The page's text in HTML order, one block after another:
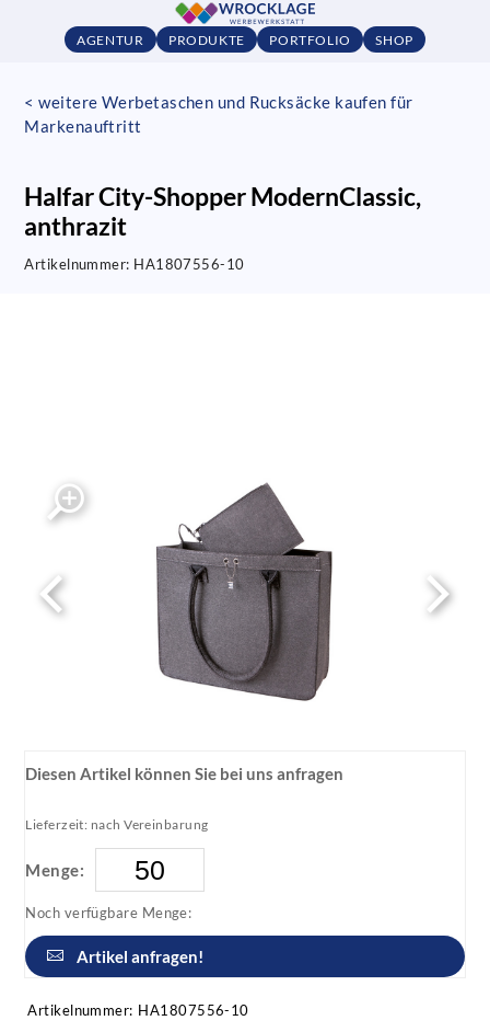
AGENTUR PRODUKTE PORTFOLIO SHOP
< weitere Werbetaschen und Rucksäcke kaufen für
Markenauftritt
Halfar City-Shopper ModernClassic,
anthrazit
Artikelnummer: HA1807556-10
Diesen Artikel können Sie bei uns anfragen
Lieferzeit: nach Vereinbarung
Menge:
Noch verfügbare Menge:
Artikel anfragen!
Artikelnummer: HA1807556-10